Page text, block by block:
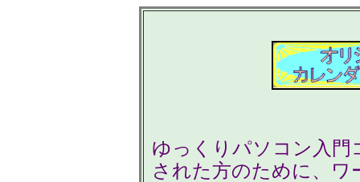
ゆっくりパソコン入門
された方のために、